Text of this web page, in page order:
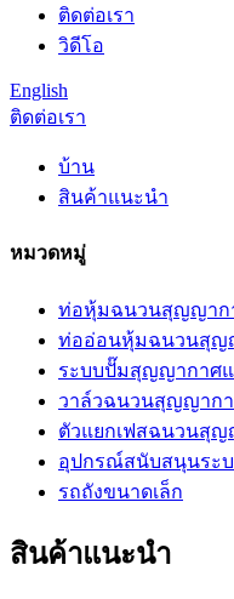
ติดต่อเรา
วิดีโอ
English
ติดต่อเรา
บ้าน
สินค้าแนะนำ
หมวดหมู่
ท่อหุ้มฉนวนสุญญาก
ท่ออ่อนหุ้มฉนวนสุญ
ระบบปั๊มสุญญากาศ
วาล์วฉนวนสุญญาก
ตัวแยกเฟสฉนวนสุ
อุปกรณ์สนับสนุนระ
รถถังขนาดเล็ก
สินค้าแนะนำ